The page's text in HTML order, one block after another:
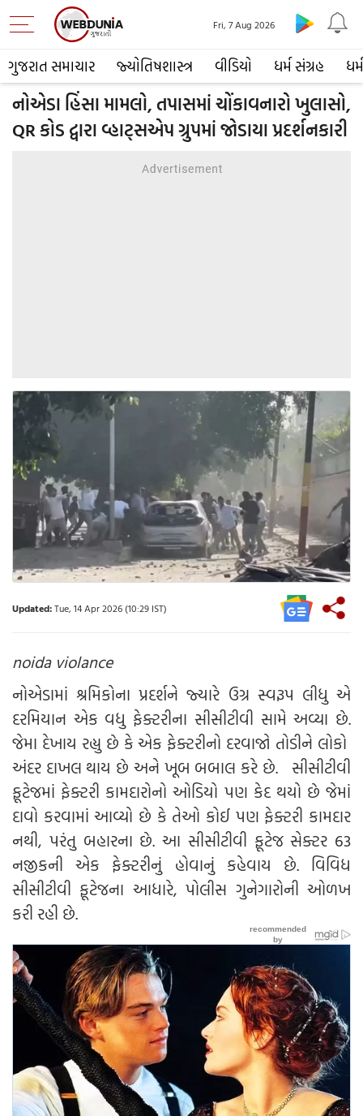
ગુજરાત સમાચાર જ્યોતિષશાસ્ત્ર વીડિયો ધર્મ સંગ્રહ ધર્મ
Fri, 7 Aug 2026
નોએડા હિંસા મામલો, તપાસમાં ચોંકાવનારો ખુલાસો,
QR કોડ દ્વારા વ્હાટ્સએપ ગ્રુપમાં જોડાયા પ્રદર્શનકારી
Updated:Tue, 14 Apr 2026 (10:29 IST)
noida violance
નોએડામાં શ્રમિકોના પ્રદર્શને જ્યારે ઉગ્ર સ્વરૂપ લીધુ એ
દરમિયાન એક વધુ ફેક્ટરીના સીસીટીવી સામે અવ્યા છે.
જેમા દેખાય રહ્યુ છે કે એક ફેક્ટરીનો દરવાજો તોડીને લોકો
અંદર દાખલ થાય છે અને ખૂબ બબાલ કરે છે. સીસીટીવી
ફૂટેજમાં ફેક્ટરી કામદારોનો ઓડિયો પણ કેદ થયો છે જેમાં
દાવો કરવામાં આવ્યો છે કે તેઓ કોઈ પણ ફેક્ટરી કામદાર
નથી, પરંતુ બહારના છે. આ સીસીટીવી ફૂટેજ સેક્ટર 63
નજીકની એક ફેક્ટરીનું હોવાનું કહેવાય છે. વિવિધ
સીસીટીવી ફૂટેજના આધારે, પોલીસ ગુનેગારોની ઓળખ
કરી રહી છે.